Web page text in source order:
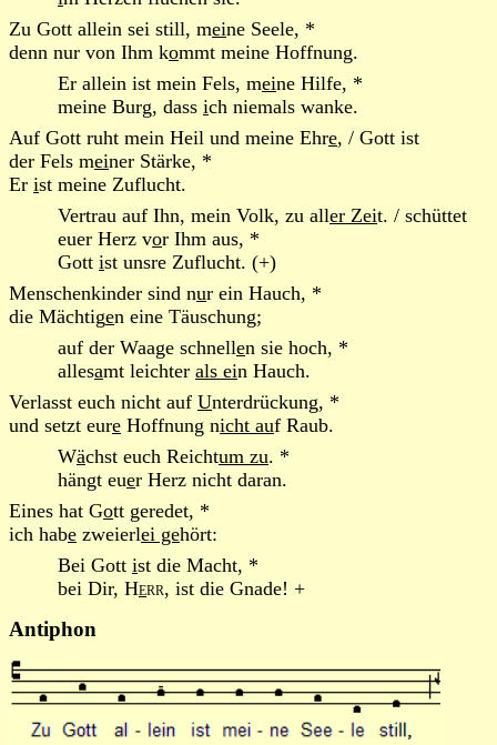
Zu Gott allein sei still, meine Seele, *
denn nur von Ihm kommt meine Hoffnung.
Er allein ist mein Fels, meine Hilfe, *
meine Burg, dass ich niemals wanke.
Auf Gott ruht mein Heil und meine Ehre, / Gott ist
der Fels meiner Stärke, *
Er ist meine Zuflucht.
Vertrau auf Ihn, mein Volk, zu aller Zeit. / schüttet
euer Herz vor Ihm aus, *
Gott ist unsre Zuflucht. (+)
Menschenkinder sind nur ein Hauch, *
die Mächtigen eine Täuschung;
auf der Waage schnellen sie hoch, *
allesamt leichter als ein Hauch.
Verlasst euch nicht auf Unterdrückung, *
und setzt eure Hoffnung nicht auf Raub.
Wächst euch Reichtum zu. *
hängt euer Herz nicht daran.
Eines hat Gott geredet, *
ich habe zweierlei gehört:
Bei Gott ist die Macht, *
bei Dir, Herr, ist die Gnade! +
Antiphon